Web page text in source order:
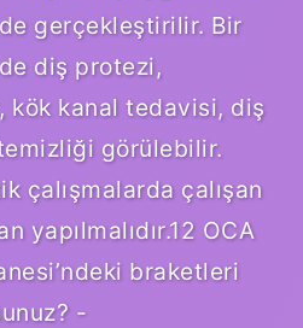
gerçekleştirilir. Bir
diş protezi,
kök kanal tedavisi, diş
görülebilir.
çalışmalarda çalışan
yapılmalıdır.12 OCA
braketleri
-